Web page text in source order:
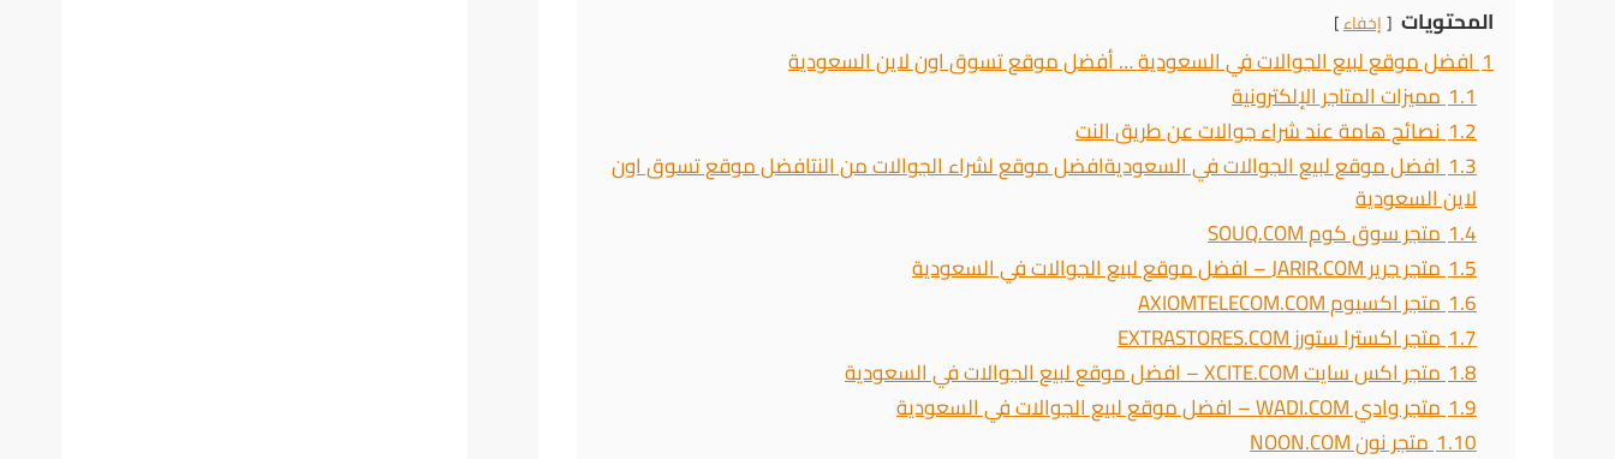
المحتويات إخفاء
1افضل موقع لبيع الجوالات في السعودية … أفضل موقع تسوق اون لاين السعودية
1.1مميزات المتاجر الإلكترونية
1.2نصائح هامة عند شراء جوالات عن طريق النت
1.3افضل موقع لبيع الجوالات في السعوديةافضل موقع لشراء الجوالات من النتافضل موقع تسوق اون
لاين السعودية
1.4متجر سوق كوم SOUQ.COM
1.5متجر جرير JARIR.COM – افضل موقع لبيع الجوالات في السعودية
1.6متجر اكسيوم AXIOMTELECOM.COM
1.7متجر اكسترا ستورز EXTRASTORES.COM
1.8متجر اكس سايت XCITE.COM – افضل موقع لبيع الجوالات في السعودية
1.9متجر وادي WADI.COM – افضل موقع لبيع الجوالات في السعودية
1.10متجر نون NOON.COM